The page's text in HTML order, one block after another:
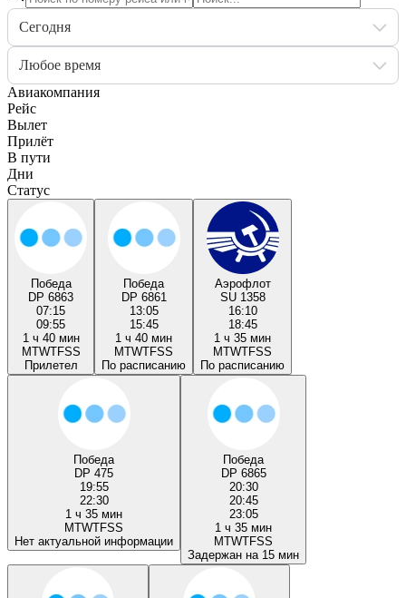
Сегодня
Любое время
Авиакомпания
Рейс
Вылет
Прилёт
В пути
Дни
Статус
Победа
DP 6863
07:15
09:55
1 ч 40 мин
MTWTFSS
Прилетел
Победа
DP 6861
13:05
15:45
1 ч 40 мин
MTWTFSS
По расписанию
Аэрофлот
SU 1358
16:10
18:45
1 ч 35 мин
MTWTFSS
По расписанию
Победа
DP 475
19:55
22:30
1 ч 35 мин
MTWTFSS
Нет актуальной информации
Победа
DP 6865
20:30
20:45
23:05
1 ч 35 мин
MTWTFSS
Задержан на 15 мин